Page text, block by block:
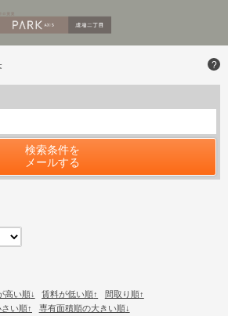
?
検索条件を
メールする
示
高い順 賃料が低い順
間取り順
い順
専有面積順の大きい順